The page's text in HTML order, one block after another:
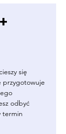
się
przygotowuje
odbyć
termin